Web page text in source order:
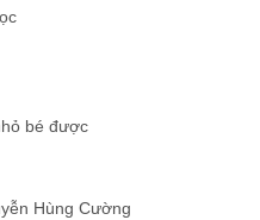
bé được
Hùng Cường